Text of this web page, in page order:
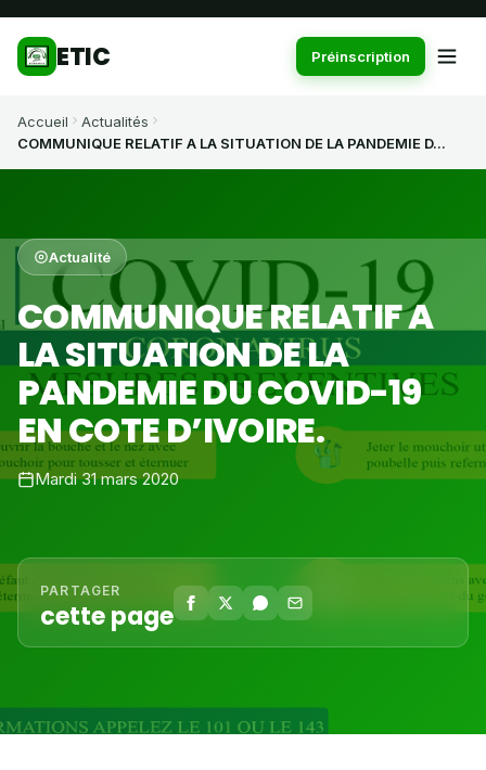
ETIC Préinscription
Accueil
Actualités
COMMUNIQUE RELATIF A LA SITUATION DE LA PANDEMIE D...
Actualité
COMMUNIQUE RELATIF A
LA SITUATION DE LA
PANDEMIE DU COVID-19
EN COTE D’IVOIRE.
Mardi 31 mars 2020
PARTAGER
cette page